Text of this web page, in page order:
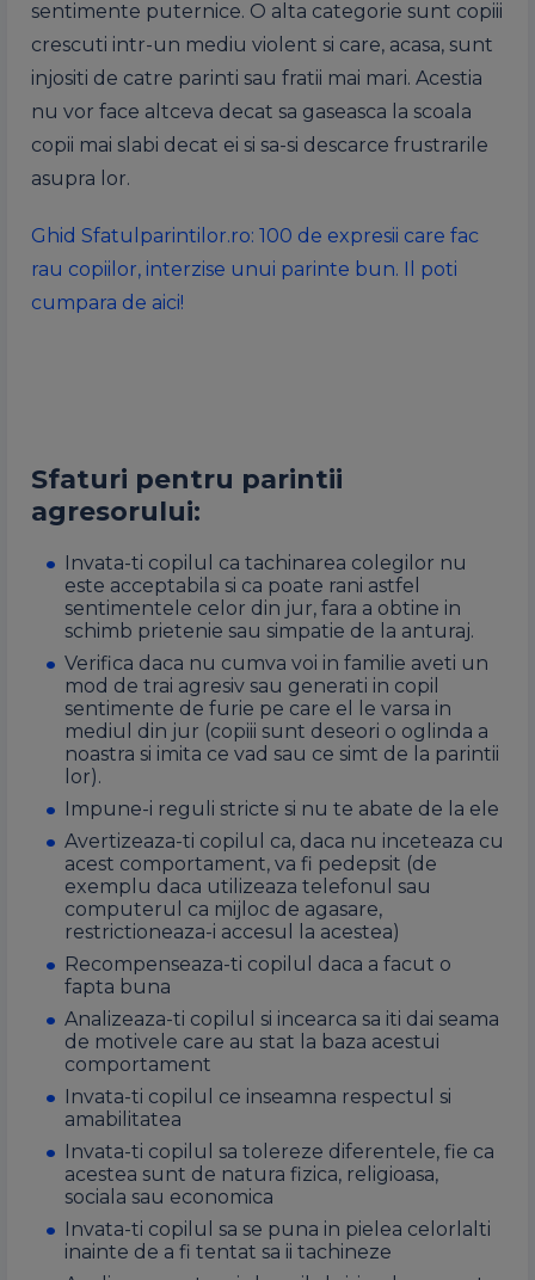
sentimente puternice. O alta categorie sunt copiii
crescuti intr-un mediu violent si care, acasa, sunt
injositi de catre parinti sau fratii mai mari. Acestia
nu vor face altceva decat sa gaseasca la scoala
copii mai slabi decat ei si sa-si descarce frustrarile
asupra lor.
Ghid Sfatulparintilor.ro: 100 de expresii care fac
rau copiilor, interzise unui parinte bun. Il poti
cumpara de aici!
Sfaturi pentru parintii
agresorului:
I nvata-ti copilul ca tachinarea colegilor nu
este acceptabila si ca poate rani astfel
sentimentele celor din jur, fara a obtine in
schimb prietenie sau simpatie de la anturaj.
Verifica daca nu cumva voi in familie aveti un
mod de trai agresiv sau generati in copil
sentimente de furie pe care el le varsa in
mediul din jur (copiii sunt deseori o oglinda a
noastra si imita ce vad sau ce simt de la parintii
lor).
Impune-i reguli stricte si nu te abate de la ele
Avertizeaza-ti copilul ca, daca nu inceteaza cu
acest comportament, va fi pedepsit (de
exemplu daca utilizeaza telefonul sau
computerul ca mijloc de agasare,
restrictioneaza-i accesul la acestea)
Recompenseaza-ti copilul daca a facut o
fapta buna
Analizeaza-ti copilul si incearca sa iti dai seama
de motivele care au stat la baza acestui
comportament
I nvata-ti copilul ce inseamna respectul si
amabilitatea
I nvata-ti copilul sa tolereze diferentele, fie ca
acestea sunt de natura fizica, religioasa,
sociala sau economica
I nvata-ti copilul sa se puna in pielea celorlalti
inainte de a fi tentat sa ii tachineze